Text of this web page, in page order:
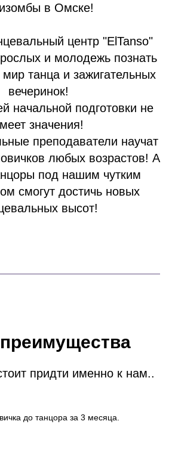
в Омске!
центр "ElTanso"
и молодежь познать
танца и зажигательных
вечеринок!
начальной подготовки не
значения!
преподаватели научат
любых возрастов! А
под нашим чутким
смогут достичь новых
высот!
придти именно к нам..
до танцора за 3 месяца.